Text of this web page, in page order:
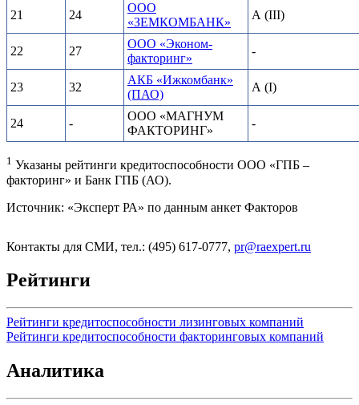
21 24
ООО
«ЗЕМКОМБАНК»
А (III)
22 27
ООО «Эконом-
факторинг»
-
23 32
АКБ «Ижкомбанк»
(ПАО)
А (I)
24 -
ООО «МАГНУМ
ФАКТОРИНГ»
-
1 Указаны рейтинги кредитоспособности ООО «ГПБ –
факторинг» и Банк ГПБ (АО).
Источник: «Эксперт РА» по данным анкет Факторов
Контакты для СМИ, тел.: (495) 617-0777, pr@raexpert.ru
Рейтинги
Рейтинги кредитоспособности лизинговых компаний
Рейтинги кредитоспособности факторинговых компаний
Аналитика